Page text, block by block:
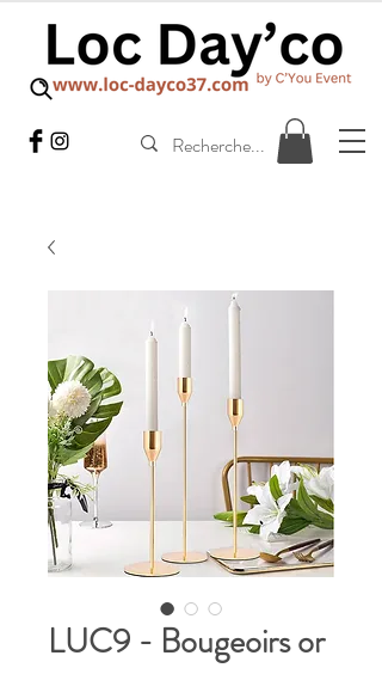
LUC9 - Bougeoirs or